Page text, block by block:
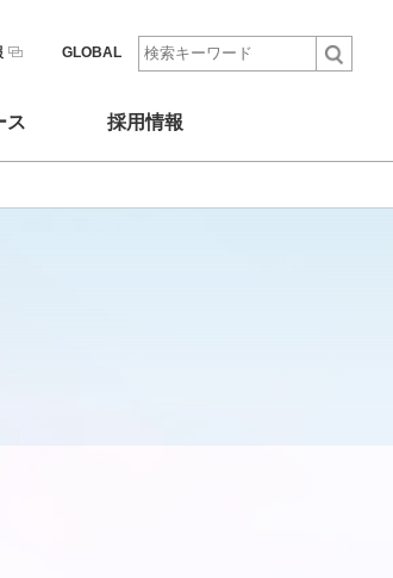
ス 採用情報
GLOBAL